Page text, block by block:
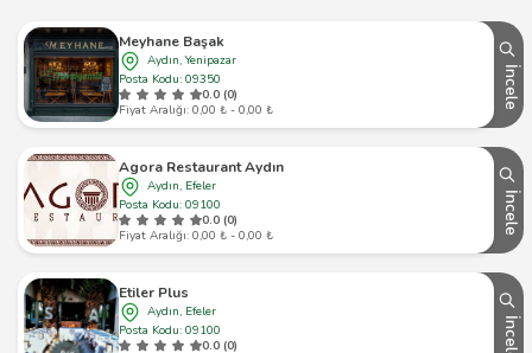
Meyhane Başak
Aydın, Yenipazar
Posta Kodu: 09350
0.0 (0)
Fiyat Aralığı: 0,00 ₺ - 0,00 ₺
İncele
Agora Restaurant Aydın
Aydın, Efeler
Posta Kodu: 09100
0.0 (0)
Fiyat Aralığı: 0,00 ₺ - 0,00 ₺
İncele
Etiler Plus
Aydın, Efeler
Posta Kodu: 09100
0.0 (0)
İncele